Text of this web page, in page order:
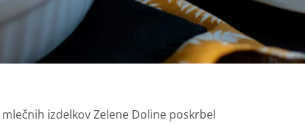
izdelkov Zelene Doline poskrbel